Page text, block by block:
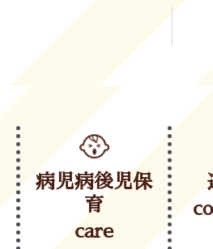
病児病後児保
育
care